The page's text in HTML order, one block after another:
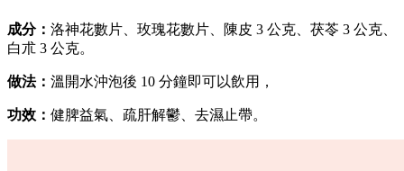
成分： 洛神花數片、玫瑰花數片、陳皮 3 公克、茯苓 3 公克、
白朮 3 公克。
做法： 溫開水沖泡後 10 分鐘即可以飲用，
功效： 健脾益氣、疏肝解鬱、去濕止帶。